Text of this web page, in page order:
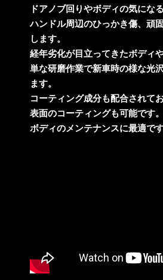
ドアノブ回りやボディの気にな
ハンドル周辺のひっかき傷、頑
します。
経年劣化が目立ってきたボディ
単な研磨作業で新車時の様な光
ます。
コーティング成分も配合されて
表面のコーティングも可能です。
ボディのメンテナンスに最適です